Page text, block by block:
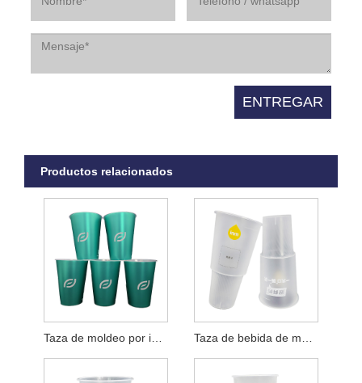
Productos relacionados
Taza de moldeo por inyección de plástico PP Taza de bebida de moldeo por inyección de plástico PP